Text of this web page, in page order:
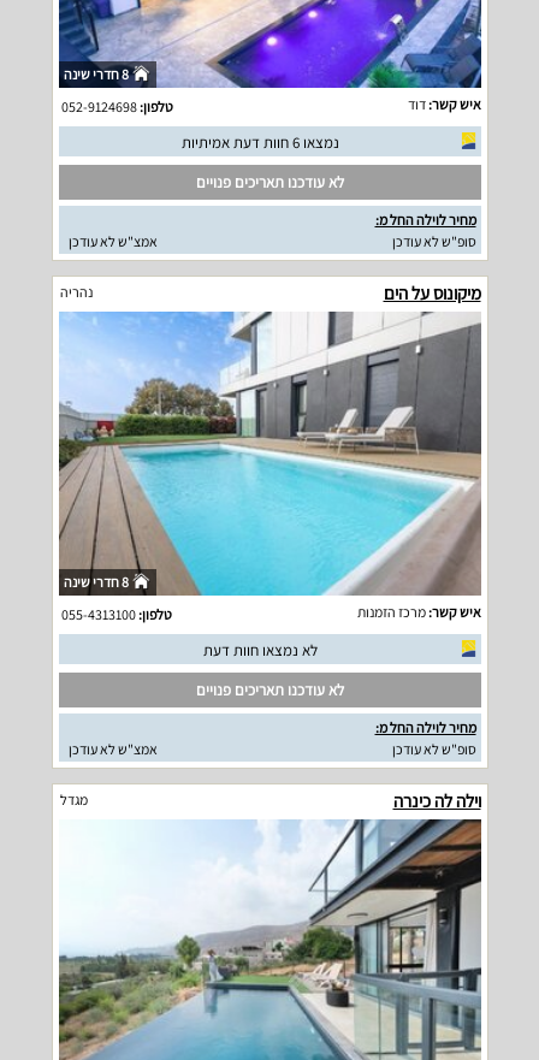
8 חדרי שינה
איש קשר:דוד טלפון:052-9124698
נמצאו 6 חוות דעת אמיתיות
לא עודכנו תאריכים פנויים
מחיר לוילה החל מ:
סופ"ש לא עודכן
אמצ"ש לא עודכן
מיקונוס על הים נהריה
8 חדרי שינה
איש קשר:מרכז הזמנות טלפון:055-4313100
לא נמצאו חוות דעת
לא עודכנו תאריכים פנויים
מחיר לוילה החל מ:
סופ"ש לא עודכן
אמצ"ש לא עודכן
וילה לה כינרה מגדל